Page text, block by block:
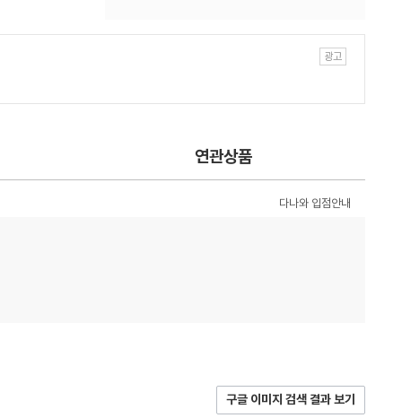
연관상품
다나와 입점안내
구글 이미지 검색 결과 보기